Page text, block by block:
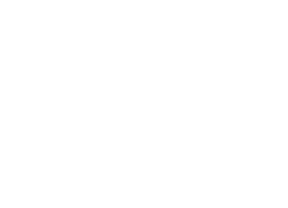
成都市锦
重庆市江
长沙市芙
郑州市二
太原市迎
沈阳市沈
沈阳市沈